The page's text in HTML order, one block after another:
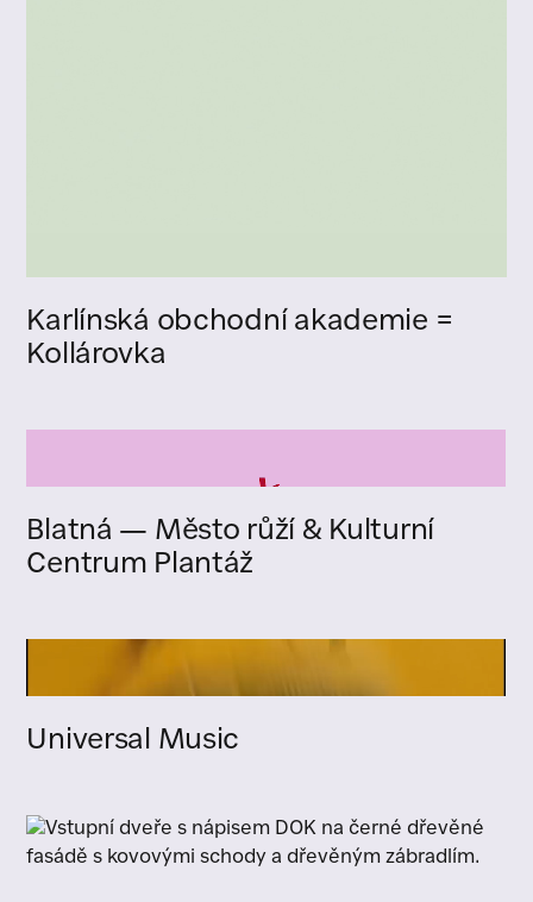
Karlínská obchodní akademie =
Kollárovka
Blatná — Město růží & Kulturní
Centrum Plantáž
Universal Music